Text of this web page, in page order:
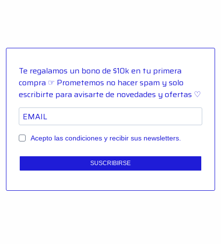
Te regalamos un bono de $10k en tu primera
compra ☞ Prometemos no hacer spam y solo
escribirte para avisarte de novedades y ofertas ♡
Acepto las condiciones y recibir sus newsletters.
SUSCRIBIRSE